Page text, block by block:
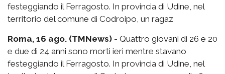
festeggiando il Ferragosto. In provincia di Udine, nel
territorio del comune di Codroipo, un ragaz
Roma, 16 ago. (TMNews) - Quattro giovani di 26 e 20
e due di 24 anni sono morti ieri mentre stavano
festeggiando il Ferragosto. In provincia di Udine, nel